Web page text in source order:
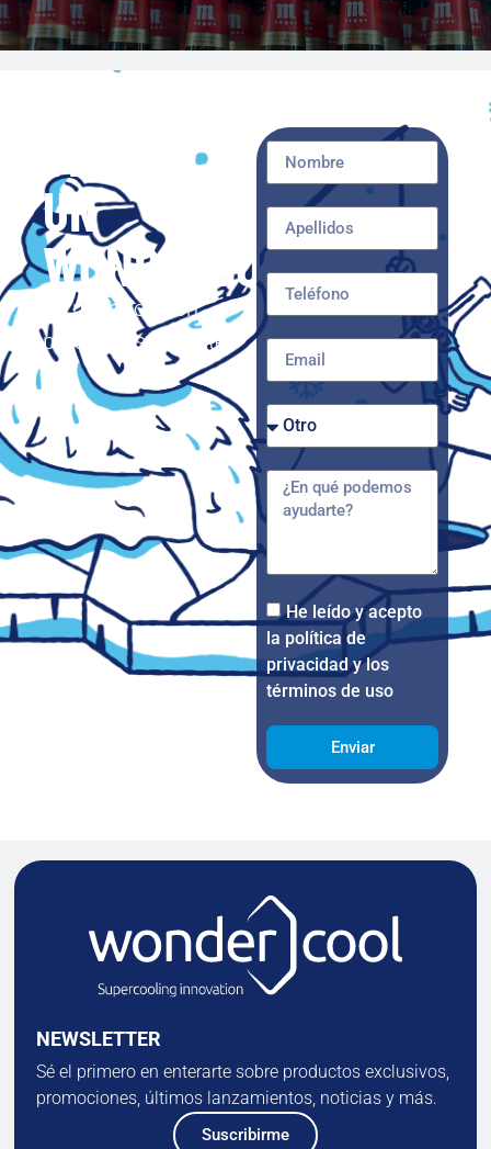
TENER
UN
WONDERCOOL
La mejor opción
para tu restaurante
He leído y acepto
la política de
privacidad y los
términos de uso
Enviar
NEWSLETTER
Sé el primero en enterarte sobre productos exclusivos,
promociones, últimos lanzamientos, noticias y más.
Suscribirme